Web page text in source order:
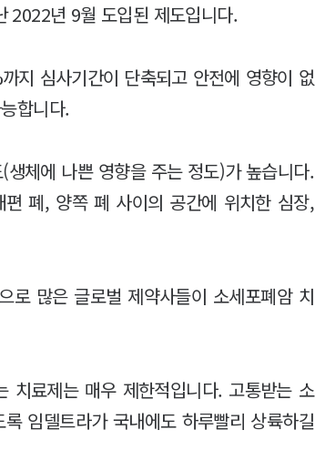
2022년 9월 도입된 제도입니다.
지 심사기간이 단축되고 안전에 영향이 없
합니다.
체에 나쁜 영향을 주는 정도)가 높습니다.
폐, 양쪽 폐 사이의 공간에 위치한 심장,
로 많은 글로벌 제약사들이 소세포폐암 치
치료제는 매우 제한적입니다. 고통받는 소
임델트라가 국내에도 하루빨리 상륙하길